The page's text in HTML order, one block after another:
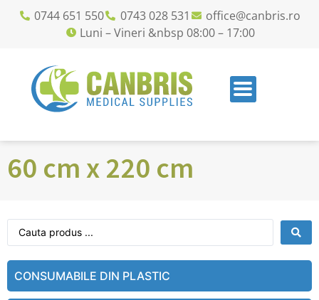
0744 651 550 0743 028 531
office@canbris.ro
Luni – Vineri &nbsp 08:00 – 17:00
60 cm x 220 cm
CONSUMABILE DIN PLASTIC